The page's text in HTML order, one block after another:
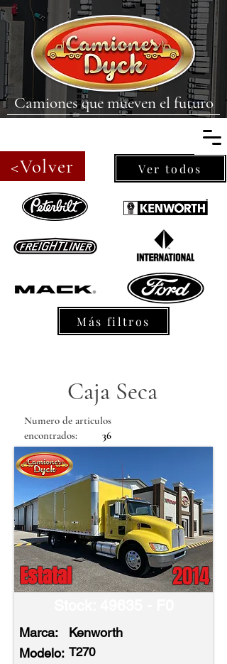
Camiones que mueven el futuro
<Volver Ver todos
Más filtros
Caja Seca
36
Numero de articulos
encontrados:
Estatal 2014
Marca:
Kenworth
Modelo: T270